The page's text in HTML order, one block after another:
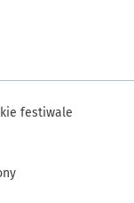
festiwale